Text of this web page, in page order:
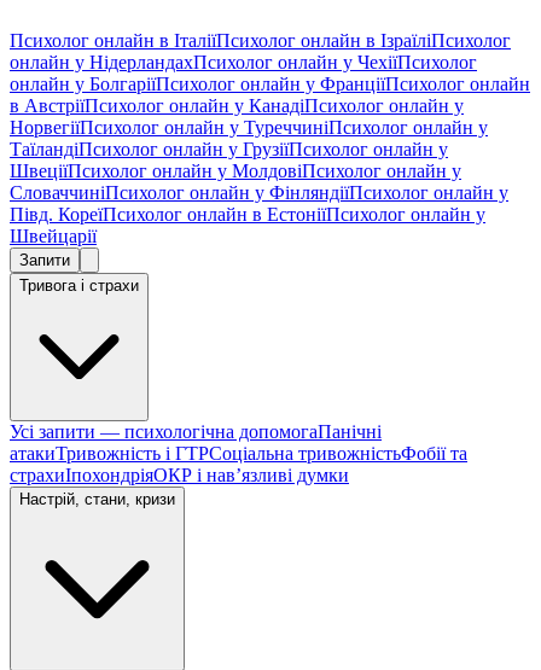
Психолог онлайн в ІталіїПсихолог онлайн в ІзраїліПсихолог
онлайн у НідерландахПсихолог онлайн у ЧехіїПсихолог
онлайн у БолгаріїПсихолог онлайн у ФранціїПсихолог онлайн
в АвстріїПсихолог онлайн у КанадіПсихолог онлайн у
НорвегіїПсихолог онлайн у ТуреччиніПсихолог онлайн у
ТаїландіПсихолог онлайн у ГрузіїПсихолог онлайн у
ШвеціїПсихолог онлайн у МолдовіПсихолог онлайн у
СловаччиніПсихолог онлайн у ФінляндіїПсихолог онлайн у
Півд. КореїПсихолог онлайн в ЕстоніїПсихолог онлайн у
Швейцарії
Запити
Тривога і страхи
Усі запити — психологічна допомогаПанічні
атакиТривожність і ГТРСоціальна тривожністьФобії та
страхиІпохондріяОКР і навʼязливі думки
Настрій, стани, кризи